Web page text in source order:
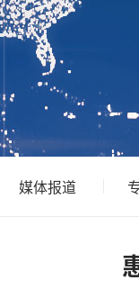
媒体报道